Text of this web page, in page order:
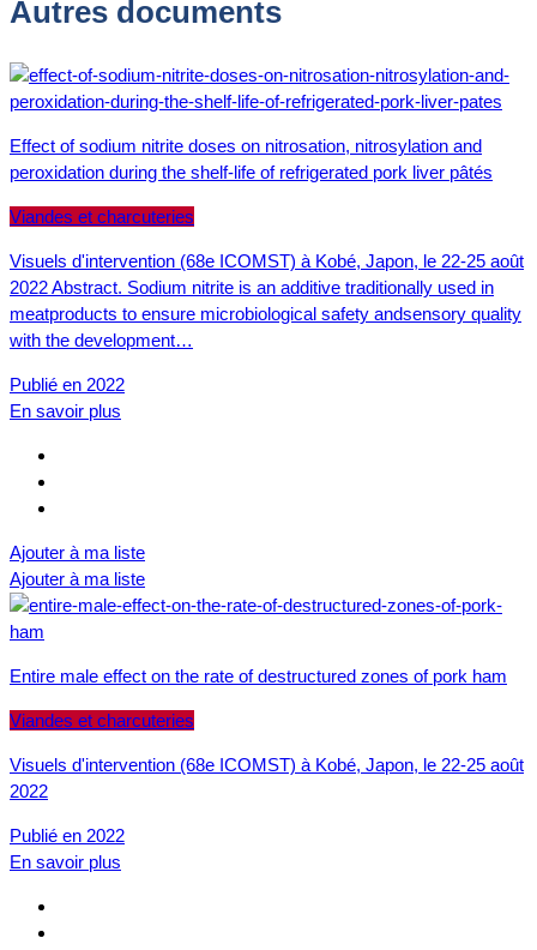
Autres documents
Effect of sodium nitrite doses on nitrosation, nitrosylation and
peroxidation during the shelf-life of refrigerated pork liver pâtés
Viandes et charcuteries
Visuels d'intervention (68e ICOMST) à Kobé, Japon, le 22-25 août
2022 Abstract. Sodium nitrite is an additive traditionally used in
meatproducts to ensure microbiological safety andsensory quality
with the development…
Publié en 2022
En savoir plus
Ajouter à ma liste
Ajouter à ma liste
Entire male effect on the rate of destructured zones of pork ham
Viandes et charcuteries
Visuels d'intervention (68e ICOMST) à Kobé, Japon, le 22-25 août
2022
Publié en 2022
En savoir plus